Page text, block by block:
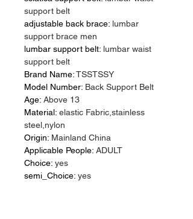
support belt
adjustable back brace: lumbar
support brace men
lumbar support belt: lumbar waist
support belt
Brand Name:TSSTSSY
Model Number: Back Support Belt
Age: Above 13
Material: elastic Fabric,stainless
steel,nylon
Origin: Mainland China
Applicable People: ADULT
Choice: yes
semi_Choice: yes